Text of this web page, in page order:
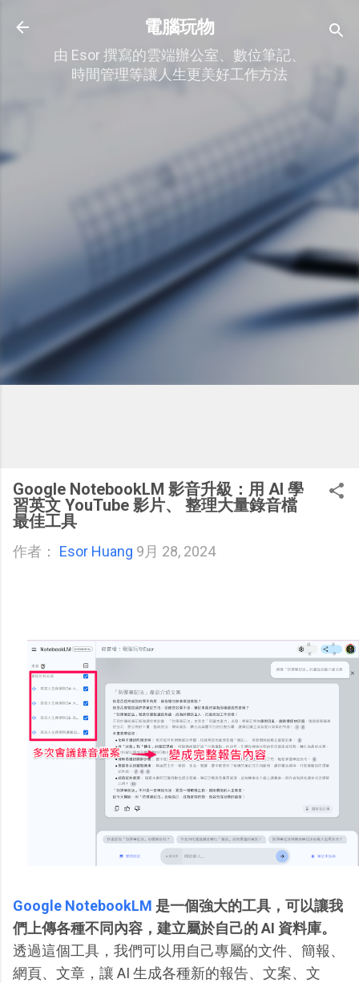
跳到主要內容
電腦玩物
由 Esor 撰寫的雲端辦公室、數位筆記、
時間管理等讓人生更美好工作方法
Google NotebookLM 影音升級：用 AI 學
習英文 YouTube 影片、 整理大量錄音檔
最佳工具
作者： Esor Huang 9月 28, 2024
Google NotebookLM 是一個強大的工具，可以讓我
們上傳各種不同內容，建立屬於自己的 AI 資料庫。
透過這個工具，我們可以用自己專屬的文件、簡報、
網頁、文章，讓 AI 生成各種新的報告、文案、文